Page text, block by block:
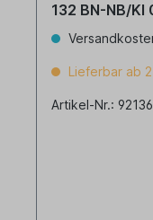
132 BN-NB/KI
Lieferbar ab
Artikel-Nr.: